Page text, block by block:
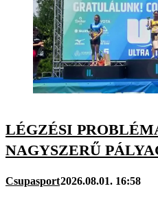
LÉGZÉSI
NAGYSZERŰ
Csupasport2026.08.01. 16:58